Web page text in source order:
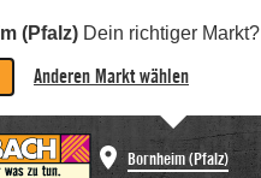
(Pfalz) Dein richtiger Markt?
Anderen Markt wählen
Bornheim (Pfalz)